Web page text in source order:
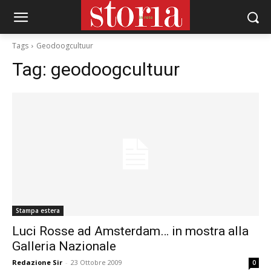
Tags Geodoogcultuur
Tag: geodoogcultuur
Stampa estera
Luci Rosse ad Amsterdam… in mostra alla
Galleria Nazionale
Redazione Sir - 23 Ottobre 2009 0